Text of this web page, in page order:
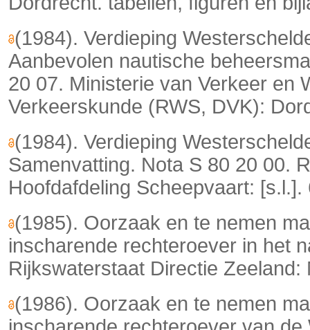
(1984). Verdieping
Aanbevolen nautische
20 07. Ministerie van Verkeer en
Verkeerskunde (RWS, DVK):
(1984). Verdieping
Samenvatting. Nota S 80 20 00.
Hoofdafdeling Scheepvaart:
(1985). Oorzaak en te nemen
inscharende rechteroever in het
Rijkswaterstaat Directie
(1986). Oorzaak en te nemen